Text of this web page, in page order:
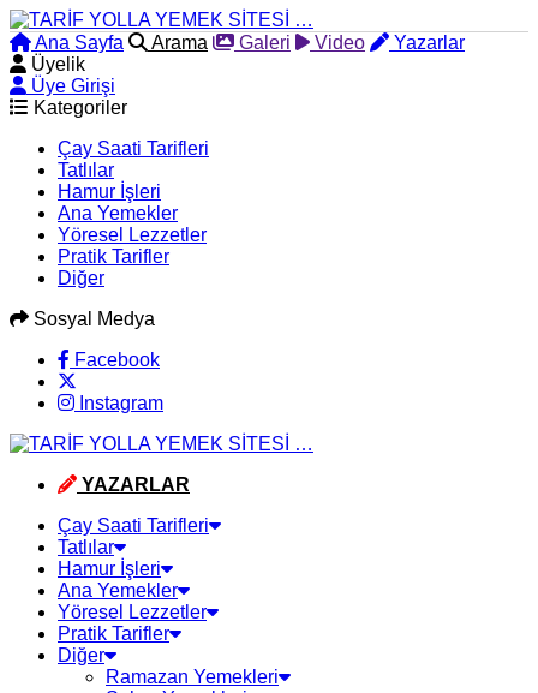
Ana Sayfa Arama Galeri Video
Yazarlar
Üyelik
Üye Girişi
Kategoriler
Çay Saati Tarifleri
Tatlılar
Hamur İşleri
Ana Yemekler
Yöresel Lezzetler
Pratik Tarifler
Diğer
Sosyal Medya
Facebook
Instagram
YAZARLAR
Çay Saati Tarifleri
Tatlılar
Hamur İşleri
Ana Yemekler
Yöresel Lezzetler
Pratik Tarifler
Diğer
Ramazan Yemekleri